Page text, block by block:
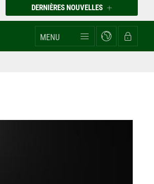
DERNIÈRES NOUVELLES
MENU